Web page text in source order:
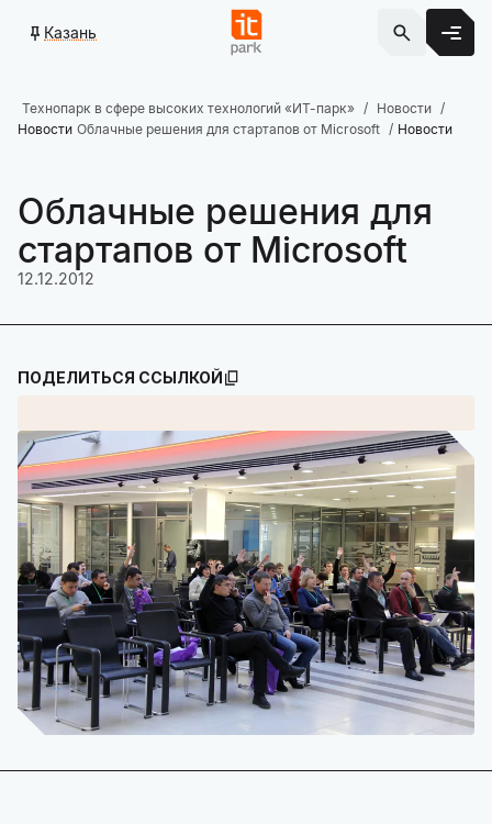
Казань
Технопарк в сфере высоких технологий «ИТ-парк»
Новости
Новости Облачные решения для стартапов от Microsoft Новости
Облачные решения для
стартапов от Microsoft
12.12.2012
ПОДЕЛИТЬСЯ ССЫЛКОЙ